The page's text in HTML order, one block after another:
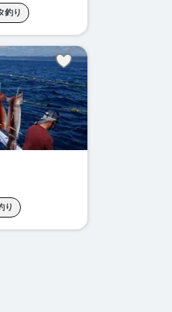
釣り
り
バ釣り